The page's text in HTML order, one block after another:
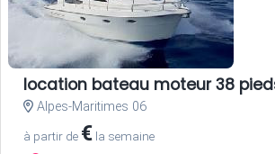
location bateau moteur 38
Alpes-Maritimes 06
à partir de € la semaine